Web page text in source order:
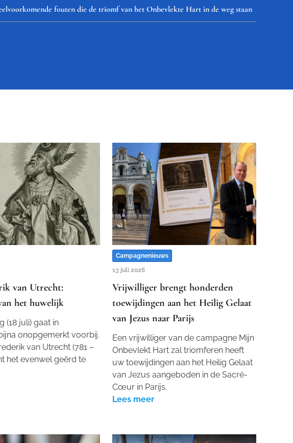
fouten die de triomf van het Onbevlekte Hart in de weg staan
van Utrecht:
het huwelijk
(18 juli) gaat in
onopgemerkt voorbij.
van Utrecht (781 –
het evenwel geërd te
Campagnenieuws
13 juli 2026
Vrijwilliger brengt honderden
toewijdingen aan het Heilig Gelaat
van Jezus naar Parijs
Een vrijwilliger van de campagne Mijn
Onbevlekt Hart zal triomferen heeft
uw toewijdingen aan het Heilig Gelaat
van Jezus aangeboden in de Sacré-
Cœur in Parijs.
Lees meer